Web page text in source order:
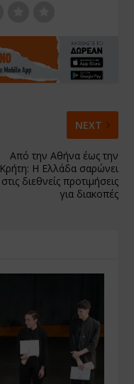
NEXT
Από την Αθήνα έως την
Κρήτη: Η Ελλάδα σαρώνει
στις διεθνείς προτιμήσεις
για διακοπές